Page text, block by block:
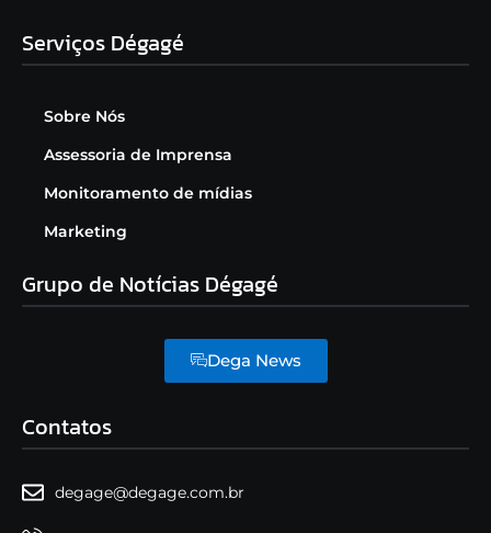
Serviços Dégagé
Sobre Nós
Assessoria de Imprensa
Monitoramento de mídias
Marketing
Grupo de Notícias Dégagé
Dega News
Contatos
degage@degage.com.br